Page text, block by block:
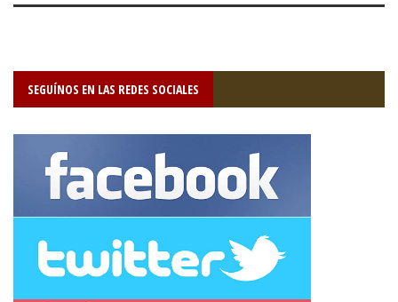
SEGUÍNOS EN LAS REDES SOCIALES